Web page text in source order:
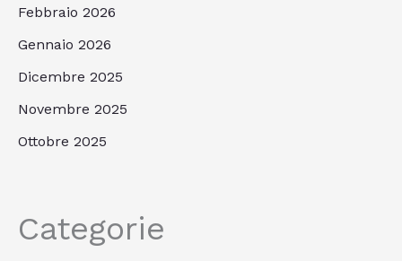
Febbraio 2026
Gennaio 2026
Dicembre 2025
Novembre 2025
Ottobre 2025
Categorie